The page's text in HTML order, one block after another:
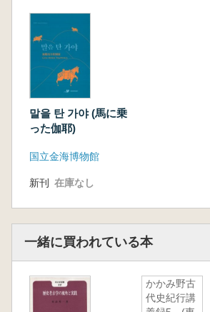
말을 탄 가야 (馬に乗
った伽耶)
国立金海博物館
新刊 在庫なし
一緒に買われている本
かかみ野古
代史紀行講